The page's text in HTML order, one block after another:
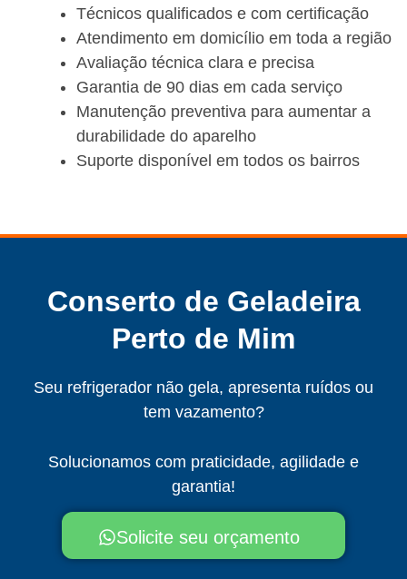
Técnicos qualificados e com certificação
Atendimento em domicílio em toda a região
Avaliação técnica clara e precisa
Garantia de 90 dias em cada serviço
Manutenção preventiva para aumentar a
durabilidade do aparelho
Suporte disponível em todos os bairros
Conserto de Geladeira
Perto de Mim
Seu refrigerador não gela, apresenta ruídos ou
tem vazamento?
Solucionamos com praticidade, agilidade e
garantia!
Solicite seu orçamento